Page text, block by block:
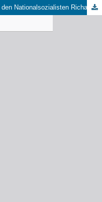
Eine erste umfassende Studie über den Nationalsozialisten Richard Harder